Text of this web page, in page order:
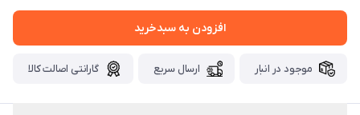
افزودن به سبدخرید
موجود در انبار ارسال سریع گارانتی اصالت کالا